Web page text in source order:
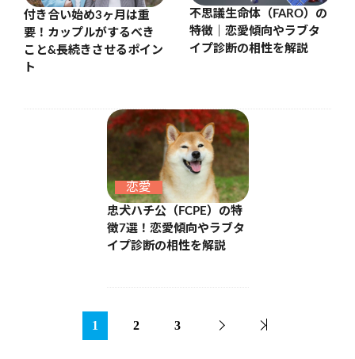
付き合い始め3ヶ月は重
要！カップルがするべき
こと&長続きさせるポイン
ト
不思議生命体（FARO）の
特徴｜恋愛傾向やラブタ
イプ診断の相性を解説
恋愛
忠犬ハチ公（FCPE）の特
徴7選！恋愛傾向やラブタ
イプ診断の相性を解説
1 2 3